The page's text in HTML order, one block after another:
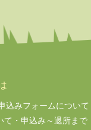
込みフォームについて
て・申込み～退所まで